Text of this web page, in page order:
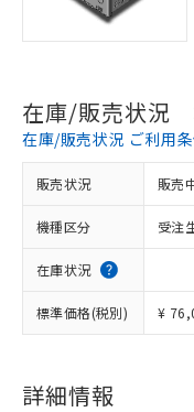
在庫/販売状況
在庫/販売状況 ご利用
販売状況 販売
機種区分 受注
在庫状況
標準価格(税別) ¥
詳細情報